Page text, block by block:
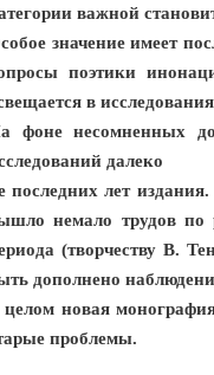
важной
значение имеет
поэтики
в
фоне несомненных
далеко
последних лет
немало трудов по
(творчеству В.
дополнено
новая
проблемы.